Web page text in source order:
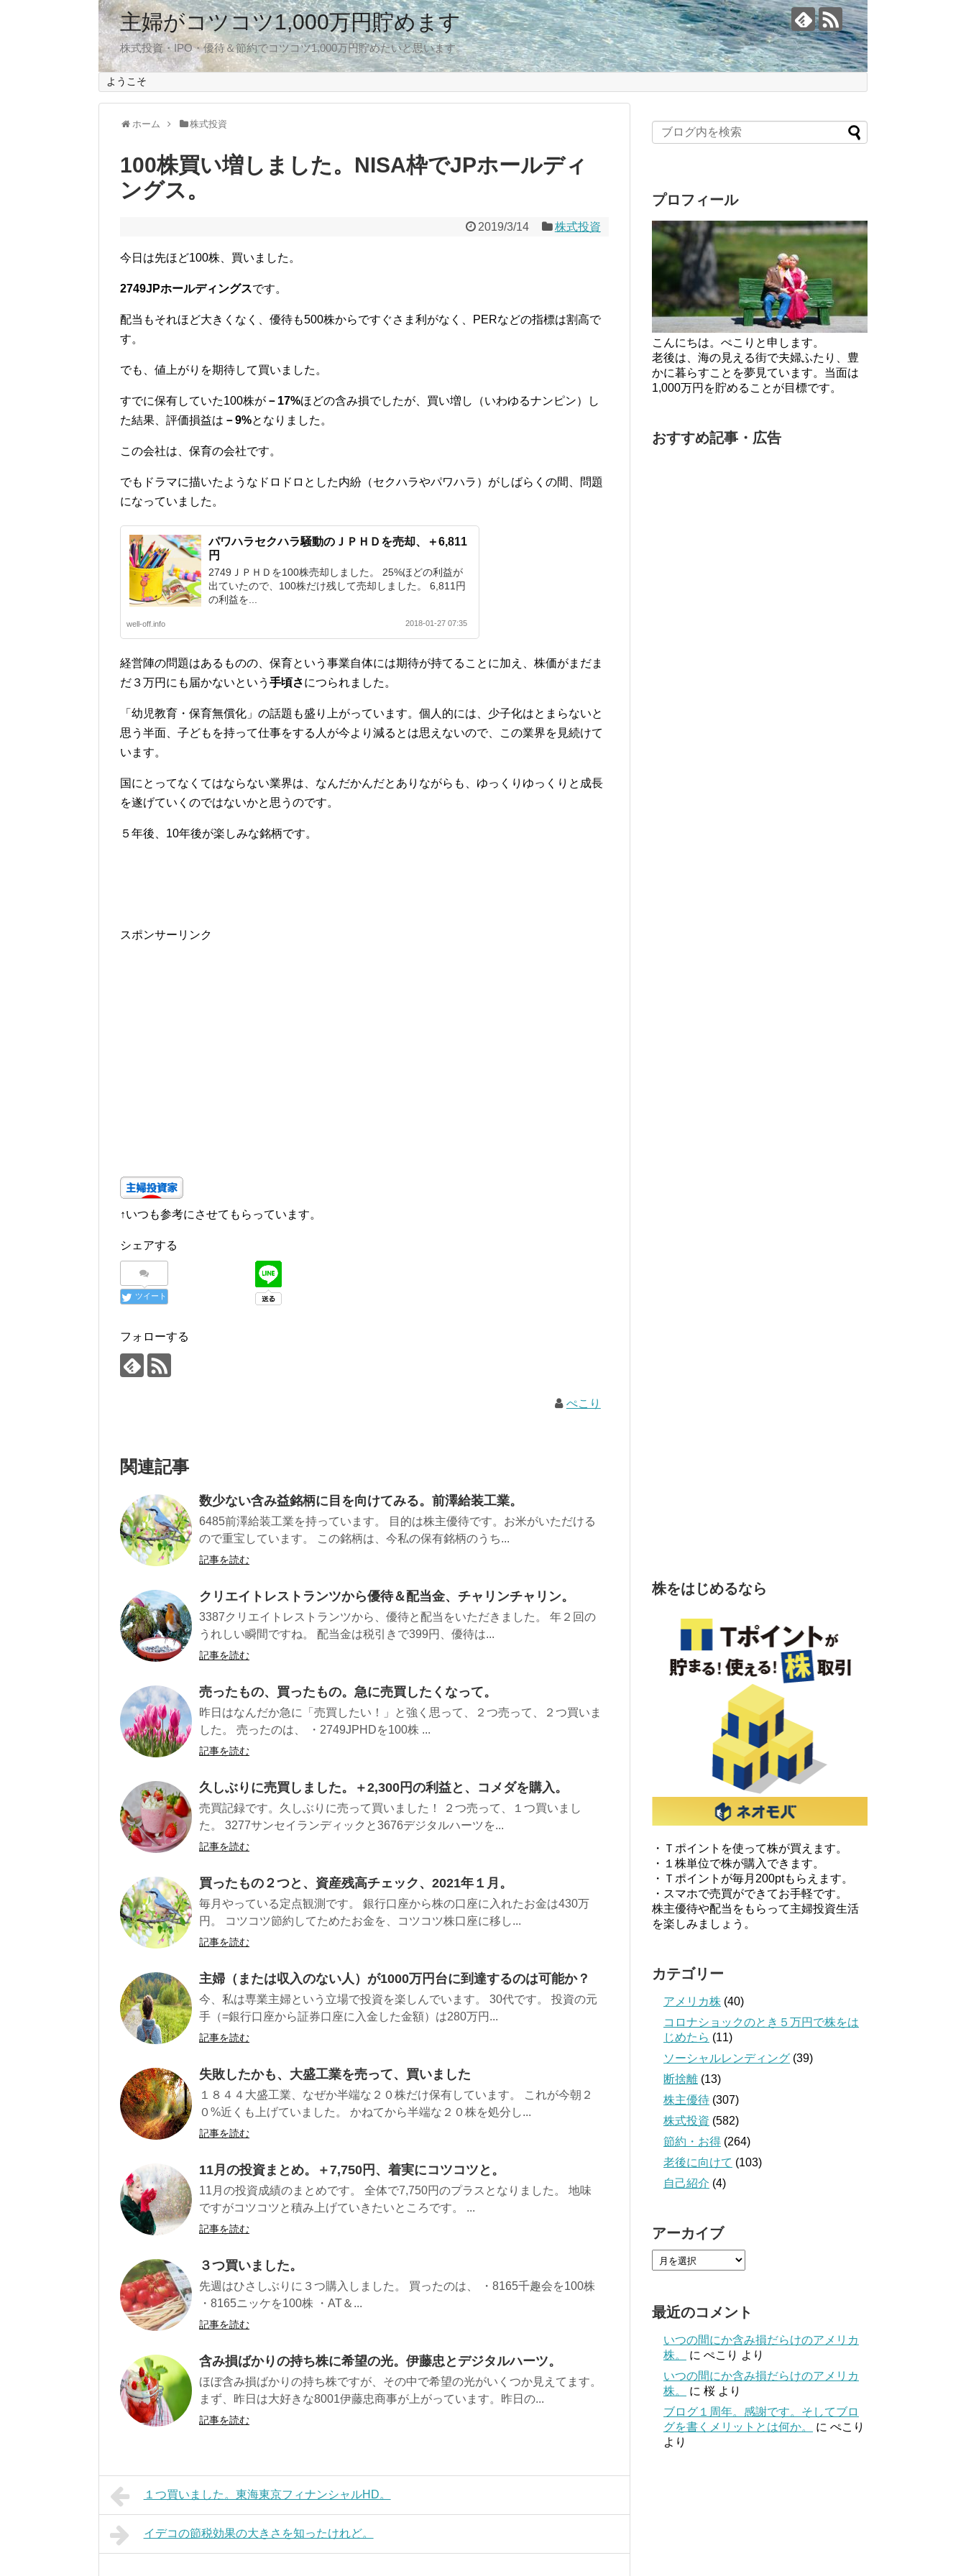
主婦がコツコツ1,000万円貯めます
株式投資・IPO・優待＆節約でコツコツ1,000万円貯めたいと思います。
ようこそ
ホーム 株式投資
100株買い増しました。NISA枠でJPホールディ
ングス。
2019/3/14 株式投資
今日は先ほど100株、買いました。
2749JPホールディングスです。
配当もそれほど大きくなく、優待も500株からですぐさま利がなく、PERなどの指標は割高で
す。
でも、値上がりを期待して買いました。
すでに保有していた100株が －17%ほどの含み損でしたが、買い増し（いわゆるナンピン）し
た結果、評価損益は －9%となりました。
この会社は、保育の会社です。
でもドラマに描いたようなドロドロとした内紛（セクハラやパワハラ）がしばらくの間、問題
になっていました。
パワハラセクハラ騒動のＪＰＨＤを売却、＋6,811
円
2749ＪＰＨＤを100株売却しました。 25%ほどの利益が
出ていたので、100株だけ残して売却しました。 6,811円
の利益を...
well-off.info 2018-01-27 07:35
経営陣の問題はあるものの、保育という事業自体には期待が持てることに加え、株価がまだま
だ３万円にも届かないという 手頃さにつられました。
「幼児教育・保育無償化」の話題も盛り上がっています。個人的には、少子化はとまらないと
思う半面、子どもを持って仕事をする人が今より減るとは思えないので、この業界を見続けて
います。
国にとってなくてはならない業界は、なんだかんだとありながらも、ゆっくりゆっくりと成長
を遂げていくのではないかと思うのです。
５年後、10年後が楽しみな銘柄です。
スポンサーリンク
↑いつも参考にさせてもらっています。
シェアする
ツイート
フォローする
ぺこり
関連記事
数少ない含み益銘柄に目を向けてみる。前澤給装工業。
6485前澤給装工業を持っています。 目的は株主優待です。お米がいただける
ので重宝しています。 この銘柄は、今私の保有銘柄のうち...
記事を読む
クリエイトレストランツから優待＆配当金、チャリンチャリン。
3387クリエイトレストランツから、優待と配当をいただきました。 年２回の
うれしい瞬間ですね。 配当金は税引きで399円、優待は...
記事を読む
売ったもの、買ったもの。急に売買したくなって。
昨日はなんだか急に「売買したい！」と強く思って、２つ売って、２つ買いま
した。 売ったのは、 ・2749JPHDを100株 ...
記事を読む
久しぶりに売買しました。＋2,300円の利益と、コメダを購入。
売買記録です。久しぶりに売って買いました！ ２つ売って、１つ買いまし
た。 3277サンセイランディックと3676デジタルハーツを...
記事を読む
買ったもの２つと、資産残高チェック、2021年１月。
毎月やっている定点観測です。 銀行口座から株の口座に入れたお金は430万
円。 コツコツ節約してためたお金を、コツコツ株口座に移し...
記事を読む
主婦（または収入のない人）が1000万円台に到達するのは可能か？
今、私は専業主婦という立場で投資を楽しんでいます。 30代です。 投資の元
手（=銀行口座から証券口座に入金した金額）は280万円...
記事を読む
失敗したかも、大盛工業を売って、買いました
１８４４大盛工業、なぜか半端な２０株だけ保有しています。 これが今朝２
０%近くも上げていました。 かねてから半端な２０株を処分し...
記事を読む
11月の投資まとめ。＋7,750円、着実にコツコツと。
11月の投資成績のまとめです。 全体で7,750円のプラスとなりました。 地味
ですがコツコツと積み上げていきたいところです。 ...
記事を読む
３つ買いました。
先週はひさしぶりに３つ購入しました。 買ったのは、 ・8165千趣会を100株
・8165ニッケを100株 ・AT＆...
記事を読む
含み損ばかりの持ち株に希望の光。伊藤忠とデジタルハーツ。
ほぼ含み損ばかりの持ち株ですが、その中で希望の光がいくつか見えてます。
まず、昨日は大好きな8001伊藤忠商事が上がっています。昨日の...
記事を読む
１つ買いました。東海東京フィナンシャルHD。
イデコの節税効果の大きさを知ったけれど。
プロフィール
こんにちは。ぺこりと申します。
老後は、海の見える街で夫婦ふたり、豊
かに暮らすことを夢見ています。当面は
1,000万円を貯めることが目標です。
おすすめ記事・広告
株をはじめるなら
・Ｔポイントを使って株が買えます。
・１株単位で株が購入できます。
・Ｔポイントが毎月200ptもらえます。
・スマホで売買ができてお手軽です。
株主優待や配当をもらって主婦投資生活
を楽しみましょう。
カテゴリー
アメリカ株 (40)
コロナショックのとき５万円で株をは
じめたら (11)
ソーシャルレンディング (39)
断捨離 (13)
株主優待 (307)
株式投資 (582)
節約・お得 (264)
老後に向けて (103)
自己紹介 (4)
アーカイブ
最近のコメント
いつの間にか含み損だらけのアメリカ
株。
に ぺこり より
いつの間にか含み損だらけのアメリカ
株。
に 桜 より
ブログ１周年。感謝です。そしてブロ
グを書くメリットとは何か。
に ぺこり
より